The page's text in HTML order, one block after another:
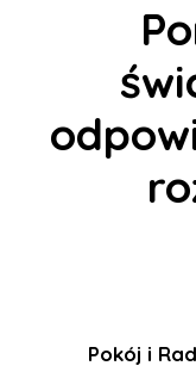
Pokój i